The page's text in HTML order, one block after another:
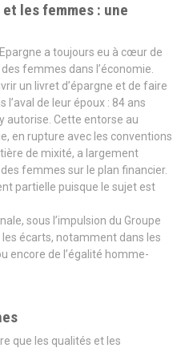
et les femmes : une
a toujours eu à cœur de
femmes dans l’économie.
un livret d’épargne et de faire
l’aval de leur époux : 84 ans
autorise. Cette entorse au
en rupture avec les conventions
de mixité, a largement
femmes sur le plan financier.
partielle puisque le sujet est
sous l’impulsion du Groupe
les écarts, notamment dans les
encore de l’égalité homme-
que les qualités et les